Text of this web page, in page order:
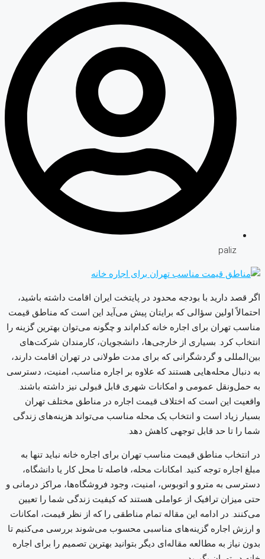
paliz
اگر قصد دارید با بودجه محدود در پایتخت ایران اقامت داشته باشید،
احتمالاً اولین سؤالی که برایتان پیش می‌آید این است که مناطق قیمت
مناسب تهران برای اجاره خانه کدام‌اند و چگونه می‌توان بهترین گزینه را
انتخاب کرد. بسیاری از خارجی‌ها، دانشجویان، کارمندان شرکت‌های
بین‌المللی و گردشگرانی که برای مدت طولانی در تهران اقامت دارند،
به دنبال محله‌هایی هستند که علاوه بر اجاره مناسب، امنیت، دسترسی
به حمل‌ونقل عمومی و امکانات شهری قابل قبولی نیز داشته باشند.
واقعیت این است که اختلاف قیمت اجاره در مناطق مختلف تهران
بسیار زیاد است و انتخاب یک محله مناسب می‌تواند هزینه‌های زندگی
شما را تا حد قابل توجهی کاهش دهد.
در انتخاب مناطق قیمت مناسب تهران برای اجاره خانه نباید تنها به
مبلغ اجاره توجه کنید. امکانات محله، فاصله تا محل کار یا دانشگاه،
دسترسی به مترو و اتوبوس، امنیت، وجود فروشگاه‌ها، مراکز درمانی و
حتی میزان ترافیک از عواملی هستند که کیفیت زندگی شما را تعیین
می‌کنند. در ادامه این مقاله تمام مناطقی را که از نظر قیمت، امکانات
و ارزش اجاره گزینه‌های مناسبی محسوب می‌شوند بررسی می‌کنیم تا
بدون نیاز به مطالعه مقاله‌ای دیگر بتوانید بهترین تصمیم را برای اجاره